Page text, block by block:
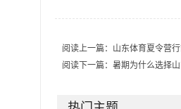
阅读上一篇： 山东体育夏令营
阅读下一篇： 暑期为什么选择